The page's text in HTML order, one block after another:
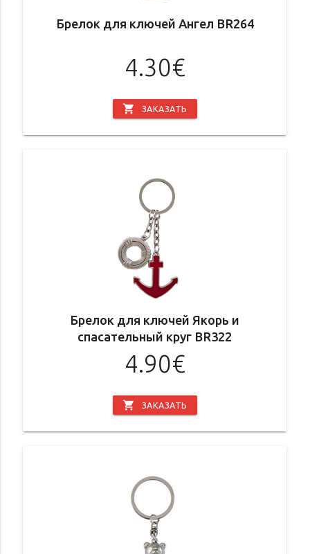
Брелок для ключей Ангел BR264
4.30€
shopping_cart ЗАКАЗАТЬ
Брелок для ключей Якорь и
спасательный круг BR322
4.90€
shopping_cart ЗАКАЗАТЬ